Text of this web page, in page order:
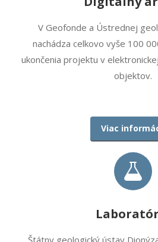
V Geofonde a Ústrednej
nachádza celkovo vyše 100
ukončenia projektu v
objektov.
Viac